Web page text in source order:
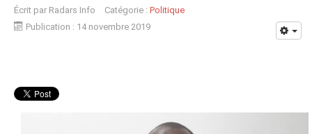
Écrit par Radars Info Catégorie : Politique
Publication : 14 novembre 2019